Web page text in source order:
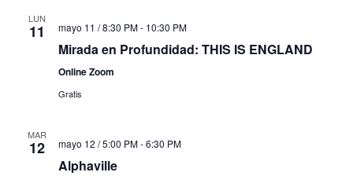
LUN
11 mayo 11 / 8:30 PM- 10:30 PM
Mirada en Profundidad: THIS IS ENGLAND
Online Zoom
Gratis
MAR
12 mayo 12 / 5:00 PM-6:30 PM
Alphaville